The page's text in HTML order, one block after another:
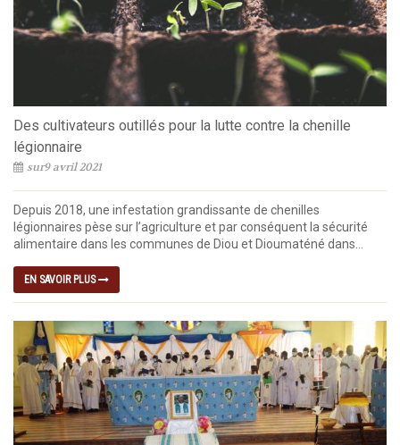
Des cultivateurs outillés pour la lutte contre la chenille
légionnaire
sur9 avril 2021
Depuis 2018, une infestation grandissante de chenilles
légionnaires pèse sur l’agriculture et par conséquent la sécurité
alimentaire dans les communes de Diou et Dioumaténé dans...
EN SAVOIR PLUS